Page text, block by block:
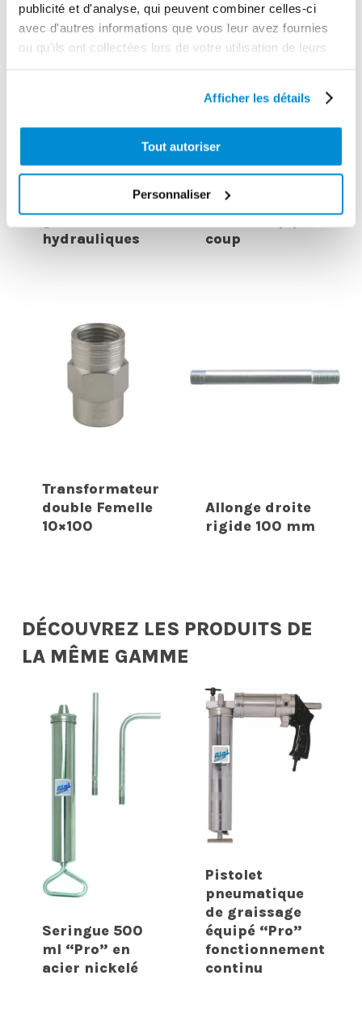
publicité et d'analyse, qui peuvent combiner celles-ci
avec d'autres informations que vous leur avez fournies
ou qu'ils ont collectées lors de votre utilisation de leurs
Afficher les détails
Tout autoriser
Personnaliser
Embout pour
graisseurs
hydrauliques
Pistolet
de graissage
“Pro” coup par
coup
Transformateur
double Femelle
10×100
Allonge droite
rigide 100 mm
DÉCOUVREZ LES PRODUITS DE
LA MÊME GAMME
Seringue 500
ml “Pro” en
acier nickelé
Pistolet
pneumatique
de graissage
équipé “Pro”
fonctionnement
continu